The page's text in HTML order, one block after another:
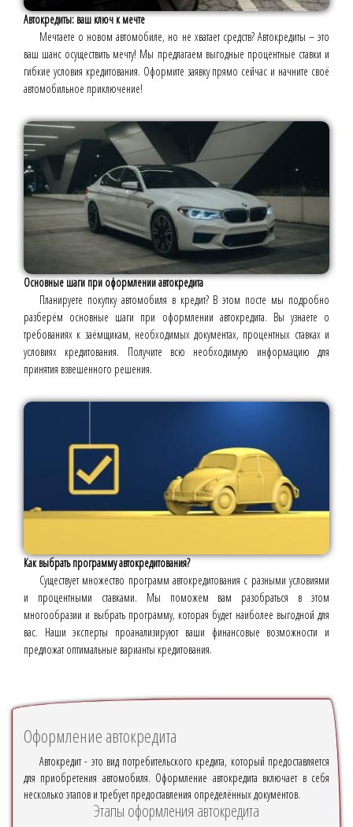
Автокредиты: ваш ключ к мечте
Мечтаете о новом автомобиле, но не хватает средств? Автокредиты – это
ваш шанс осуществить мечту! Мы предлагаем выгодные процентные ставки и
гибкие условия кредитования. Оформите заявку прямо сейчас и начните своё
автомобильное приключение!
Основные шаги при оформлении автокредита
Планируете покупку автомобиля в кредит? В этом посте мы подробно
разберём основные шаги при оформлении автокредита. Вы узнаете о
требованиях к заёмщикам, необходимых документах, процентных ставках и
условиях кредитования. Получите всю необходимую информацию для
принятия взвешенного решения.
Как выбрать программу автокредитования?
Существует множество программ автокредитования с разными условиями
и процентными ставками. Мы поможем вам разобраться в этом
многообразии и выбрать программу, которая будет наиболее выгодной для
вас. Наши эксперты проанализируют ваши финансовые возможности и
предложат оптимальные варианты кредитования.
Оформление автокредита
Автокредит - это вид потребительского кредита, который предоставляется
для приобретения автомобиля. Оформление автокредита включает в себя
несколько этапов и требует предоставления определённых документов.
Этапы оформления автокредита